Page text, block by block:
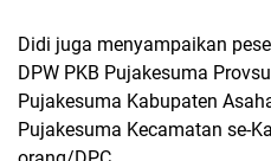
Didi juga menyampaikan
DPW PKB Pujakesuma
Pujakesuma Kabupaten
Pujakesuma Kecamatan se-